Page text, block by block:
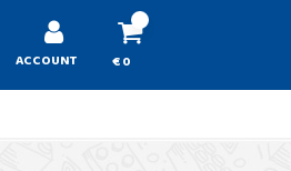
ACCOUNT € 0